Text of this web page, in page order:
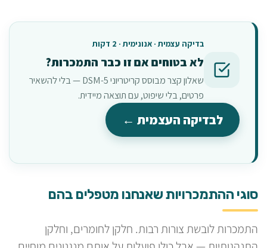
בדיקה עצמית · אנונימית · 2 דקות
לא בטוחים אם זו כבר התמכרות?
שאלון קצר מבוסס קריטריוני DSM-5 — בלי להשאיר
פרטים, בלי שיפוט, עם תוצאה מיידית.
לבדיקה העצמית ←
סוגי ההתמכרויות שאנחנו מטפלים בהם
התמכרות לובשת צורות רבות. חלקן לחומרים, וחלקן